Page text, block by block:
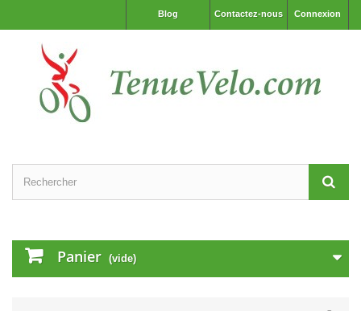
Connexion
Contactez-nous
Blog
Panier (vide)